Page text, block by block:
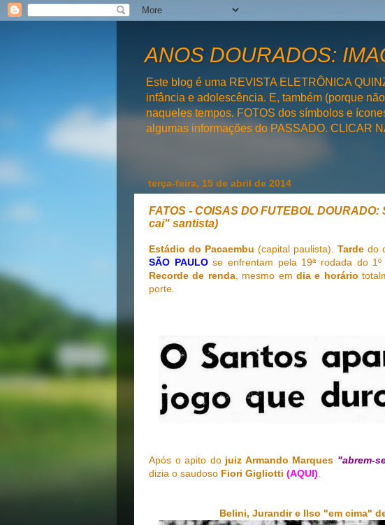
ANOS DOURADOS:
Este blog é uma REVISTA ELETRÔNICA
infância e adolescência. E, também (porque
naqueles tempos. FOTOS dos símbolos e
algumas informações do PASSADO. CLICAR
terça-feira, 15 de abril de 2014
FATOS - COISAS DO FUTEBOL
cai" santista)
Estádio do Pacaembu (capital paulista). Tarde do
SÃO PAULOse enfrentam pela 19ª rodada do
Recorde de renda, mesmo em dia e horário
porte.
Após o apito do juiz Armando Marques "abrem-
dizia o saudoso Fiori Gigliotti (AQUI).
Belini, Jurandir e Ilso "em cima"